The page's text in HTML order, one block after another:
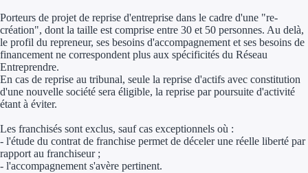
Trouvez des idées de
Ouvrage
Territoires
Porteurs de projet de reprise d'entreprise dans le cadre d'une "re-
création", dont la taille est comprise entre 30 et 50 personnes. Au delà,
le profil du repreneur, ses besoins d'accompagnement et ses besoins de
financement ne correspondent plus aux spécificités du Réseau
Entreprendre.
En cas de reprise au tribunal, seule la reprise d'actifs avec constitution
d'une nouvelle société sera éligible, la reprise par poursuite d'activité
étant à éviter.
Les franchisés sont exclus, sauf cas exceptionnels où :
- l'étude du contrat de franchise permet de déceler une réelle liberté par
rapport au franchiseur ;
- l'accompagnement s'avère pertinent.